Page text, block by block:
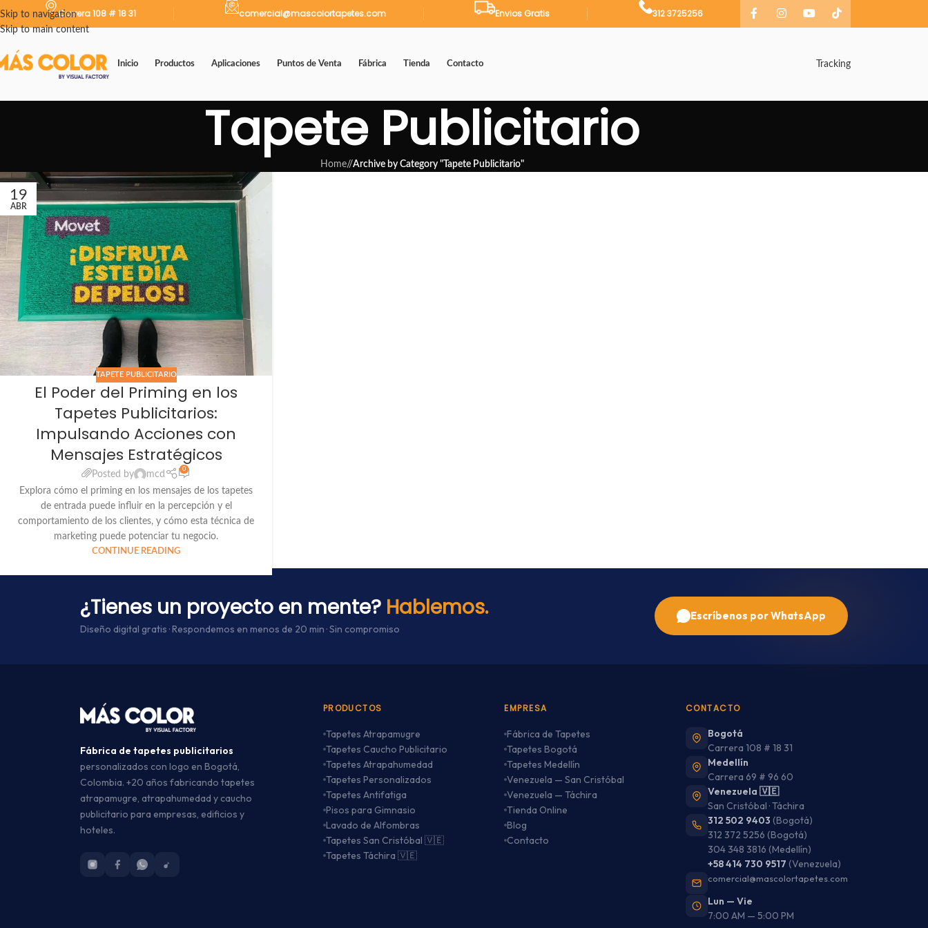
Skip to navigation
Skip to main content
Carrera 108 # 18 31 comercial@mascolortapetes.com Envios Gratis 312 3725256
Inicio Productos Aplicaciones Puntos de Venta Fábrica Tienda Contacto Tracking
Tapete Publicitario
Home/ Archive by Category "Tapete Publicitario"
19
ABR
TAPETE PUBLICITARIO
El Poder del Priming en los
Tapetes Publicitarios:
Impulsando Acciones con
Mensajes Estratégicos
Posted by mcd
0
Explora cómo el priming en los mensajes de los tapetes
de entrada puede influir en la percepción y el
comportamiento de los clientes, y cómo esta técnica de
marketing puede potenciar tu negocio.
CONTINUE READING
¿Tienes un proyecto en mente? Hablemos.
Diseño digital gratis · Respondemos en menos de 20 min · Sin compromiso
Escríbenos por WhatsApp
Fábrica de tapetes publicitarios
personalizados con logo en Bogotá,
Colombia. +20 años fabricando tapetes
atrapamugre, atrapahumedad y caucho
publicitario para empresas, edificios y
hoteles.
PRODUCTOS
Tapetes Atrapamugre
Tapetes Caucho Publicitario
Tapetes Atrapahumedad
Tapetes Personalizados
Tapetes Antifatiga
Pisos para Gimnasio
Lavado de Alfombras
Tapetes San Cristóbal 🇻🇪
Tapetes Táchira 🇻🇪
EMPRESA
Fábrica de Tapetes
Tapetes Bogotá
Tapetes Medellín
Venezuela — San Cristóbal
Venezuela — Táchira
Tienda Online
Blog
Contacto
CONTACTO
Bogotá
Carrera 108 # 18 31
Medellín
Carrera 69 # 96 60
Venezuela 🇻🇪
San Cristóbal · Táchira
312 502 9403 (Bogotá)
312 372 5256 (Bogotá)
304 348 3816 (Medellín)
+58 414 730 9517 (Venezuela)
comercial@mascolortapetes.com
Lun — Vie
7:00 AM — 5:00 PM